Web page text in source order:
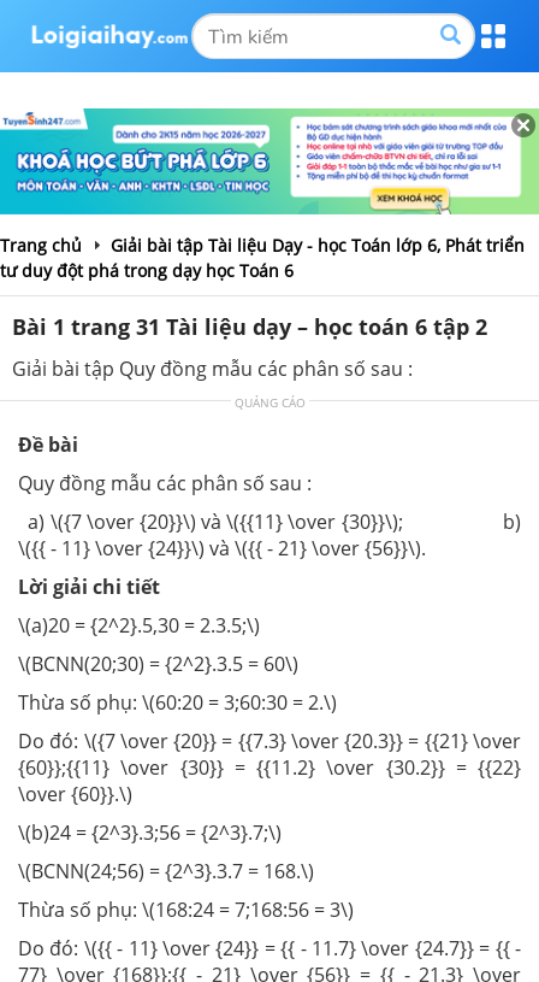
Trang chủ
Giải bài tập Tài liệu Dạy - học Toán lớp 6, Phát triển
tư duy đột phá trong dạy học Toán 6
Bài 1 trang 31 Tài liệu dạy – học toán 6 tập 2
Giải bài tập Quy đồng mẫu các phân số sau :
QUẢNG CÁO
Đề bài
Quy đồng mẫu các phân số sau :
a) \({7 \over {20}}\) và \({{11} \over {30}}\); b)
\({{ - 11} \over {24}}\) và \({{ - 21} \over {56}}\).
Lời giải chi tiết
\(a)20 = {2^2}.5,30 = 2.3.5;\)
\(BCNN(20;30) = {2^2}.3.5 = 60\)
Thừa số phụ: \(60:20 = 3;60:30 = 2.\)
Do đó: \({7 \over {20}} = {{7.3} \over {20.3}} = {{21} \over
{60}};{{11} \over {30}} = {{11.2} \over {30.2}} = {{22}
\over {60}}.\)
\(b)24 = {2^3}.3;56 = {2^3}.7;\)
\(BCNN(24;56) = {2^3}.3.7 = 168.\)
Thừa số phụ: \(168:24 = 7;168:56 = 3\)
Do đó: \({{ - 11} \over {24}} = {{ - 11.7} \over {24.7}} = {{ -
77} \over {168}};{{ - 21} \over {56}} = {{ - 21.3} \over